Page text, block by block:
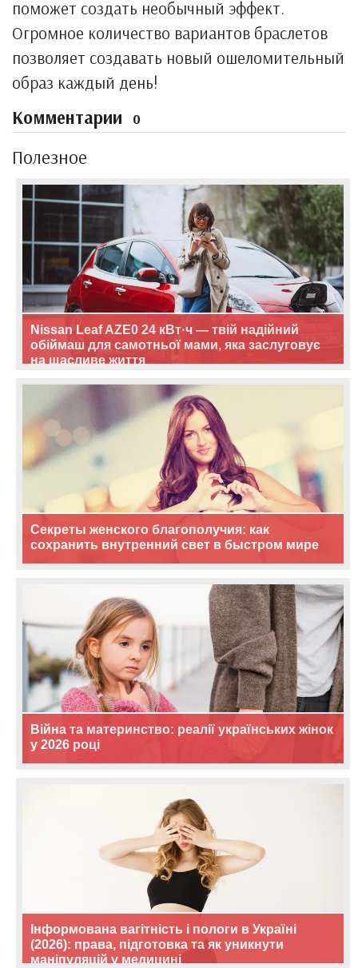
поможет создать необычный эффект.
Огромное количество вариантов браслетов
позволяет создавать новый ошеломительный
образ каждый день!
Комментарии 0
Полезное
Nissan Leaf AZE0 24 кВт·ч — твій надійний
обіймаш для самотньої мами, яка заслуговує
на щасливе життя
Секреты женского благополучия: как
сохранить внутренний свет в быстром мире
Війна та материнство: реалії українських жінок
у 2026 році
Інформована вагітність і пологи в Україні
(2026): права, підготовка та як уникнути
маніпуляцій у медицині